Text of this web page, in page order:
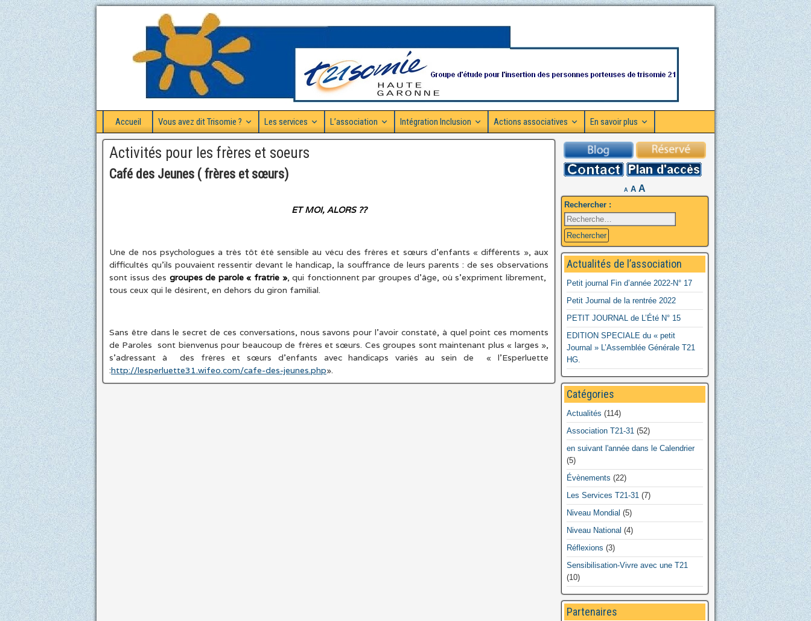
Accueil Vous avez dit Trisomie ? Les services L’association Intégration Inclusion Actions associatives En savoir plus
Activités pour les frères et soeurs
Café des Jeunes ( frères et sœurs)
ET MOI, ALORS ??
Une de nos psychologues a très tôt été sensible au vécu des frères et sœurs d’enfants « différents », aux
difficultés qu’ils pouvaient ressentir devant le handicap, la souffrance de leurs parents : de ses observations
sont issus des groupes de parole « fratrie », qui fonctionnent par groupes d’âge, où s’expriment librement,
tous ceux qui le désirent, en dehors du giron familial.
Sans être dans le secret de ces conversations, nous savons pour l’avoir constaté, à quel point ces moments
de Paroles sont bienvenus pour beaucoup de frères et sœurs. Ces groupes sont maintenant plus « larges »,
s’adressant à des frères et sœurs d’enfants avec handicaps variés au sein de « l’Esperluette
:http://lesperluette31.wifeo.com/cafe-des-jeunes.php».
A A A
Rechercher :
Actualités de l’association
Petit journal Fin d’année 2022-N° 17
Petit Journal de la rentrée 2022
PETIT JOURNAL de L’Été N° 15
EDITION SPECIALE du « petit
Journal » L’Assemblée Générale T21
HG.
Catégories
Actualités (114)
Association T21-31 (52)
en suivant l'année dans le Calendrier
(5)
Évènements (22)
Les Services T21-31 (7)
Niveau Mondial (5)
Niveau National (4)
Réflexions (3)
Sensibilisation-Vivre avec une T21
(10)
Partenaires